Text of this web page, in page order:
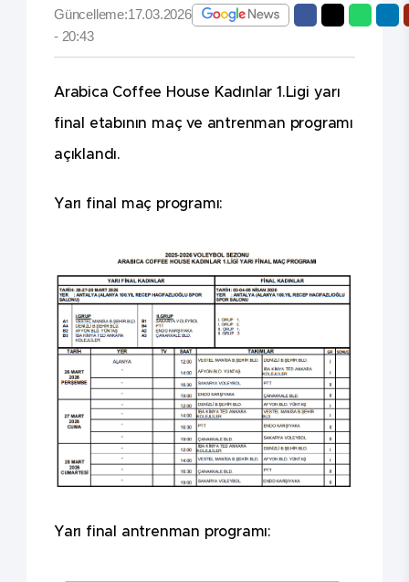
Güncelleme:17.03.2026
- 20:43
Arabica Coffee House Kadınlar 1.Ligi yarı
final etabının maç ve antrenman programı
açıklandı.
Yarı final maç programı:
Yarı final antrenman programı: